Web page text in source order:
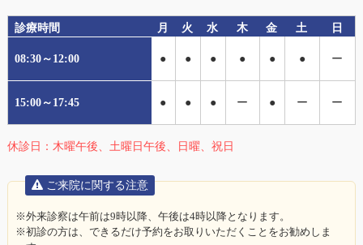
診療時間 月 火 水 木 金 土 日
08:30～12:00 ● ● ● ● ● ● ー
15:00～17:45 ● ● ● ー ● ー ー
休診日：木曜午後、土曜日午後、日曜、祝日
ご来院に関する注意
※外来診察は午前は9時以降、午後は4時以降となります。
※初診の方は、できるだけ予約をお取りいただくことをお勧めしま